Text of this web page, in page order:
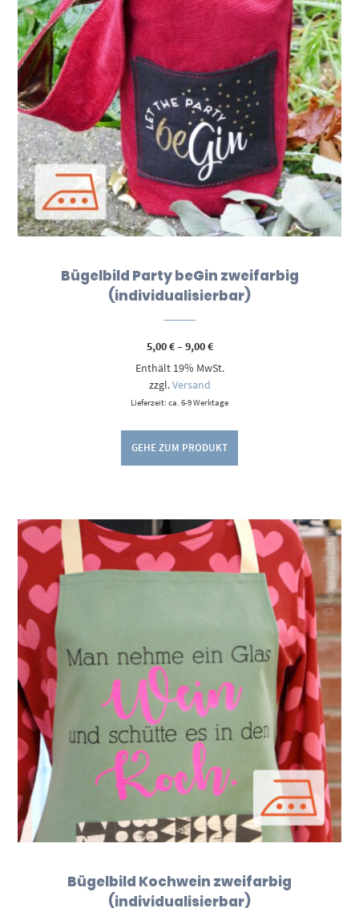
Bügelbild Party beGin zweifarbig
(individualisierbar)
5,00€–9,00€Preisspanne:
bis
Enthält 19% MwSt.
zzgl.Versand
Lieferzeit: ca. 6-9 Werktage
GEHE ZUM PRODUKT
Bügelbild Kochwein zweifarbig
(individualisierbar)